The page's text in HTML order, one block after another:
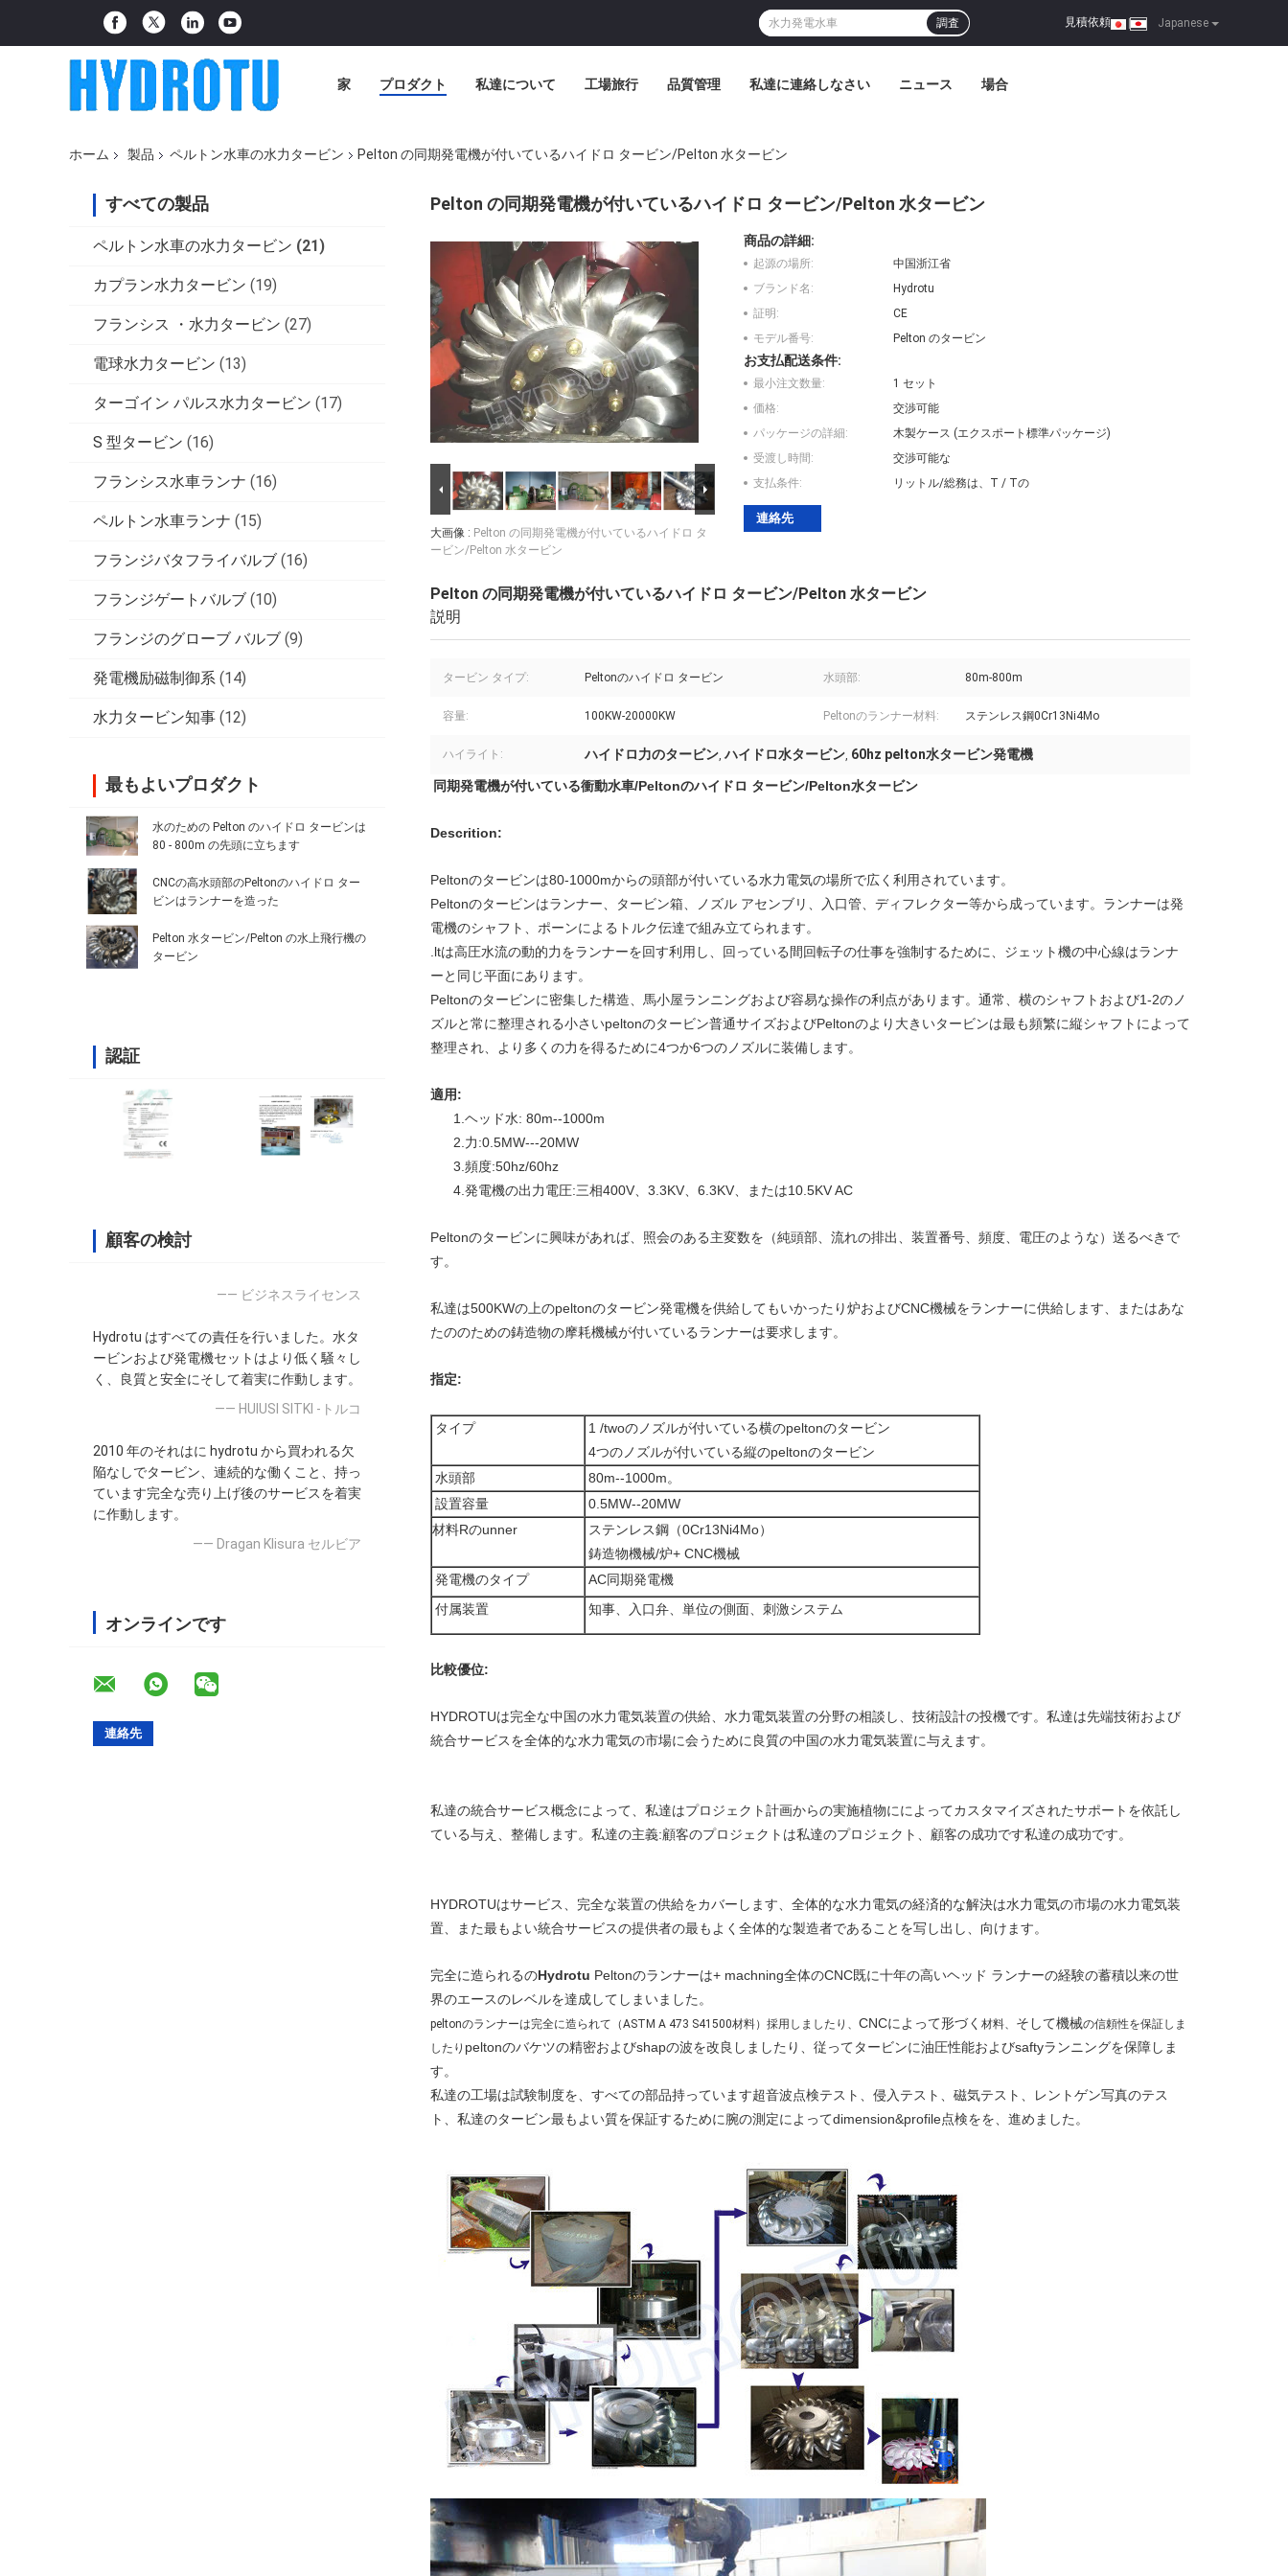
Japanese
見積依頼 |
調査
家 プロダクト 私達について 工場旅行 品質管理 私達に連絡しなさい ニュース 場合
ホーム 製品 ペルトン水車の水力タービン Pelton の同期発電機が付いているハイドロ タービン/Pelton 水タービン
すべての製品
ペルトン水車の水力タービン (21)
カプラン水力タービン (19)
フランシス ・水力タービン (27)
電球水力タービン (13)
ターゴイン パルス水力タービン (17)
S 型タービン (16)
フランシス水車ランナ (16)
ペルトン水車ランナ (15)
フランジバタフライバルブ (16)
フランジゲートバルブ (10)
フランジのグローブ バルブ (9)
発電機励磁制御系 (14)
水力タービン知事 (12)
最もよいプロダクト
水のための Pelton のハイドロ タービンは
80 - 800m の先頭に立ちます
CNCの高水頭部のPeltonのハイドロ ター
ビンはランナーを造った
Pelton 水タービン/Pelton の水上飛行機の
タービン
認証
顧客の検討
—— ビジネスライセンス
Hydrotu はすべての責任を行いました。水タ
ービンおよび発電機セットはより低く騒々し
く、良質と安全にそして着実に作動します。
—— HUlUSI SITKI -トルコ
2010 年のそれはに hydrotu から買われる欠
陥なしでタービン、連続的な働くこと、持っ
ています完全な売り上げ後のサービスを着実
に作動します。
—— Dragan Klisura セルビア
オンラインです
Pelton の同期発電機が付いているハイドロ タービン/Pelton 水タービン
大画像 : Pelton の同期発電機が付いているハイドロ タ
ービン/Pelton 水タービン
商品の詳細:
起源の場所:
中国浙江省
ブランド名:
Hydrotu
証明:
CE
モデル番号:
Pelton のタービン
お支払配送条件:
最小注文数量:
1 セット
価格:
交渉可能
パッケージの詳細:
木製ケース (エクスポート標準パッケージ)
受渡し時間:
交渉可能な
支払条件:
リットル/総務は、T / Tの
連絡先
Pelton の同期発電機が付いているハイドロ タービン/Pelton 水タービン
説明
タービン タイプ: Peltonのハイドロ タービン 水頭部: 80m-800m
容量: 100KW-20000KW Peltonのランナー材料: ステンレス鋼0Cr13Ni4Mo
ハイライト: ハイドロ力のタービン,ハイドロ水タービン, 60hz pelton水タービン発電機
同期発電機が付いている衝動水車/Peltonのハイドロ タービン/Pelton水タービン
Descrition:
Peltonのタービンは80-1000mからの頭部が付いている水力電気の場所で広く利用されています。
Peltonのタービンはランナー、タービン箱、ノズル アセンブリ、入口管、ディフレクター等から成っています。ランナーは発
電機のシャフト、ポーンによるトルク伝達で組み立てられます。
.ltは高圧水流の動的力をランナーを回す利用し、回っている間回転子の仕事を強制するために、ジェット機の中心線はランナ
ーと同じ平面にあります。
Peltonのタービンに密集した構造、馬小屋ランニングおよび容易な操作の利点があります。通常、横のシャフトおよび1-2のノ
ズルと常に整理される小さいpeltonのタービン普通サイズおよびPeltonのより大きいタービンは最も頻繁に縦シャフトによって
整理され、より多くの力を得るために4つか6つのノズルに装備します。
適用:
1.ヘッド水: 80m--1000m
2.力:0.5MW---20MW
3.頻度:50hz/60hz
4.発電機の出力電圧:三相400V、3.3KV、6.3KV、または10.5KV AC
Peltonのタービンに興味があれば、照会のある主変数を（純頭部、流れの排出、装置番号、頻度、電圧のような）送るべきで
す。
私達は500KWの上のpeltonのタービン発電機を供給してもいかったり炉およびCNC機械をランナーに供給します、またはあな
たののための鋳造物の摩耗機械が付いているランナーは要求します。
指定:
タイプ
1 /twoのノズルが付いている横のpeltonのタービン
4つのノズルが付いている縦のpeltonのタービン
水頭部
80m--1000m。
設置容量
0.5MW--20MW
材料Rのunner
ステンレス鋼（0Cr13Ni4Mo）
鋳造物機械/炉+ CNC機械
発電機のタイプ
AC同期発電機
付属装置
知事、入口弁、単位の側面、刺激システム
比較優位:
HYDROTUは完全な中国の水力電気装置の供給、水力電気装置の分野の相談し、技術設計の投機です。私達は先端技術および
統合サービスを全体的な水力電気の市場に会うために良質の中国の水力電気装置に与えます。
私達の統合サービス概念によって、私達はプロジェクト計画からの実施植物にによってカスタマイズされたサポートを依託し
ている与え、整備します。私達の主義:顧客のプロジェクトは私達のプロジェクト、顧客の成功です私達の成功です。
HYDROTUはサービス、完全な装置の供給をカバーします、全体的な水力電気の経済的な解決は水力電気の市場の水力電気装
置、また最もよい統合サービスの提供者の最もよく全体的な製造者であることを写し出し、向けます。
完全に造られるのHydrotu Peltonのランナーは+ machning全体のCNC既に十年の高いヘッド ランナーの経験の蓄積以来の世
界のエースのレベルを達成してしまいました。
peltonのランナーは完全に造られて（ASTM A 473 S41500材料）採用しましたり、 CNCによって形づく 材料、 そして機械の信頼性を保証しま
したり peltonのバケツの精密およびshapの波を改良しましたり、従ってタービンに油圧性能およびsaftyランニングを保障しま
す。
私達の工場は試験制度を、すべての部品持っています超音波点検テスト、侵入テスト、磁気テスト、レントゲン写真のテス
ト、私達のタービン最もよい質を保証するために腕の測定によってdimension&profile点検をを、進めました。